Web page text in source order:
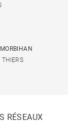
THIERS
RÉSEAUX